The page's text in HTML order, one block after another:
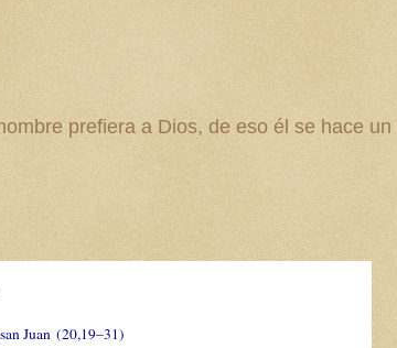
prefiera a Dios, de eso él se hace un
Juan (20,19–31)